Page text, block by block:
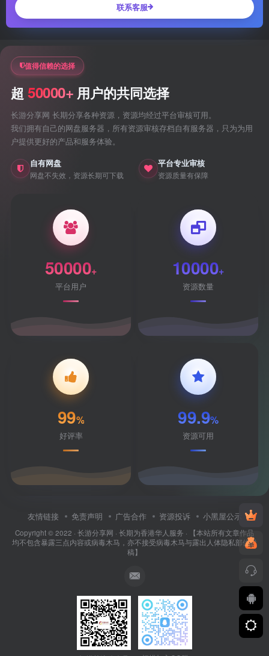
联系客服
值得信赖的选择
超 50000+ 用户的共同选择
长游分享网 长期分享各种资源，资源均经过平台审核可用。
我们拥有自己的网盘服务器，所有资源审核存档自有服务器，只为为用
户提供更好的产品和服务体验。
自有网盘
网盘不失效，资源长期可下载
平台专业审核
资源质量有保障
50000+
平台用户
10000+
资源数量
99%
好评率
99.9%
资源可用
友情链接 免责声明 广告合作 资源投诉 小黑屋公示
Copyright © 2022 · 长游分享网 · 长期为香港华人服务 · 【本站所有文章作品
均不包含暴露三点内容或病毒木马，亦不接受病毒木马与露出人体隐私部位投
稿】